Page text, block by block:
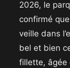
2026, le
confirmé
veille dans
bel et bien
fillette, âgée